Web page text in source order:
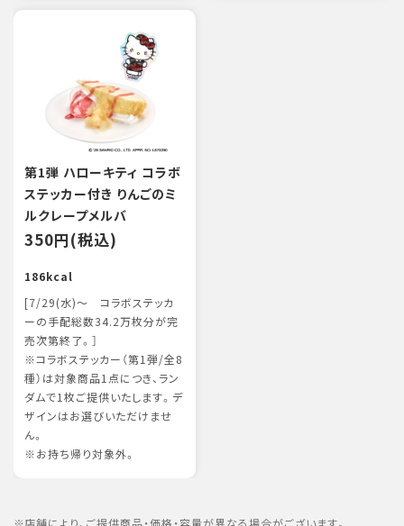
第1弾 ハローキティ コラボ
ステッカー付き りんごのミ
ルクレープメルバ
350円(税込)
186kcal
[7/29(水)～ コラボステッカ
ーの手配総数34.2万枚分が完
売次第終了。］
※コラボステッカー（第1弾/全8
種）は対象商品1点につき、ラン
ダムで1枚ご提供いたします。デ
ザインはお選びいただけませ
ん。
※お持ち帰り対象外。